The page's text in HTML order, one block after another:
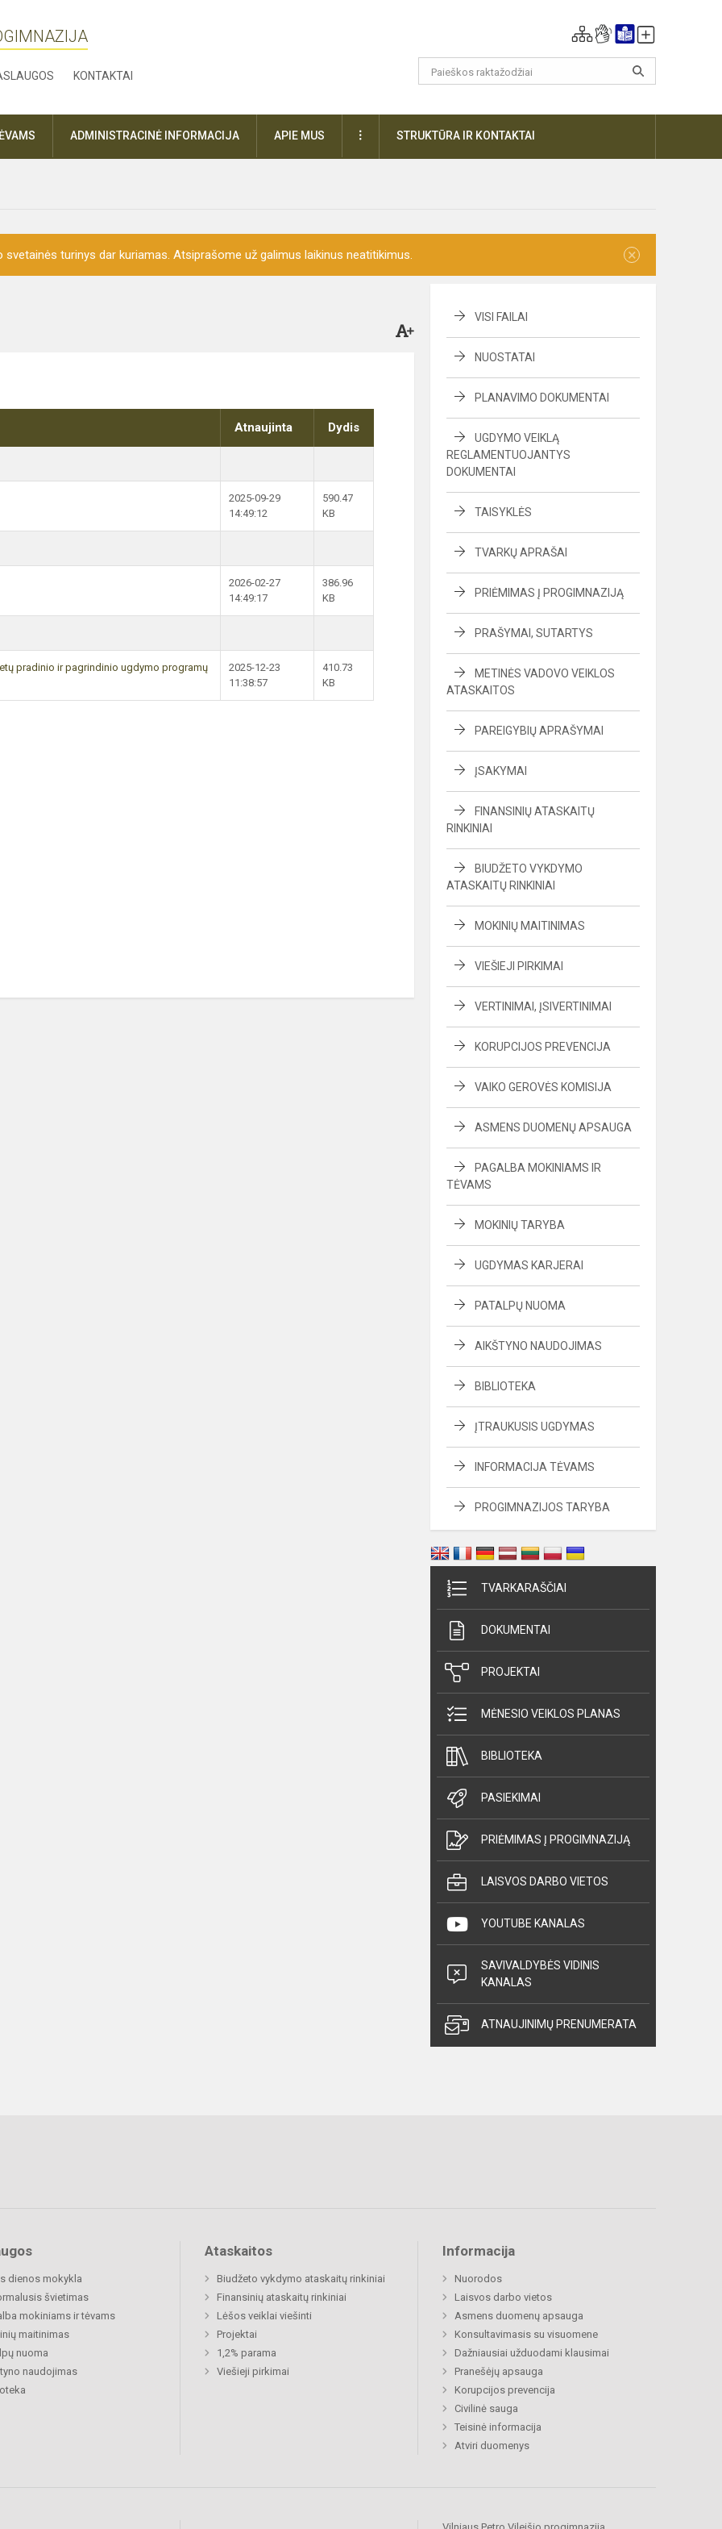
KONTAKTAI
ADMINISTRACINĖ INFORMACIJA APIE MUS DAUGIAUSTRUKTŪRA IR KONTAKTAI
svetainės turinys dar kuriamas. Atsiprašome už galimus laikinus neatitikimus. ×
Atnaujinta Dydis
2025-09-29
14:49:12
590.47
KB
2026-02-27
14:49:17
386.96
KB
pradinio ir pagrindinio ugdymo programų
2025-12-23
11:38:57
410.73
KB
VISI FAILAI
NUOSTATAI
PLANAVIMO DOKUMENTAI
UGDYMO VEIKLĄ
REGLAMENTUOJANTYS
DOKUMENTAI
TAISYKLĖS
TVARKŲ APRAŠAI
PRIĖMIMAS Į PROGIMNAZIJĄ
PRAŠYMAI, SUTARTYS
METINĖS VADOVO VEIKLOS
ATASKAITOS
PAREIGYBIŲ APRAŠYMAI
ĮSAKYMAI
FINANSINIŲ ATASKAITŲ
RINKINIAI
BIUDŽETO VYKDYMO
ATASKAITŲ RINKINIAI
MOKINIŲ MAITINIMAS
VIEŠIEJI PIRKIMAI
VERTINIMAI, ĮSIVERTINIMAI
KORUPCIJOS PREVENCIJA
VAIKO GEROVĖS KOMISIJA
ASMENS DUOMENŲ APSAUGA
PAGALBA MOKINIAMS IR
TĖVAMS
MOKINIŲ TARYBA
UGDYMAS KARJERAI
PATALPŲ NUOMA
AIKŠTYNO NAUDOJIMAS
BIBLIOTEKA
ĮTRAUKUSIS UGDYMAS
INFORMACIJA TĖVAMS
PROGIMNAZIJOS TARYBA
TVARKARAŠČIAI
DOKUMENTAI
PROJEKTAI
MĖNESIO VEIKLOS PLANAS
BIBLIOTEKA
PASIEKIMAI
PRIĖMIMAS Į PROGIMNAZIJĄ
LAISVOS DARBO VIETOS
YOUTUBE KANALAS
SAVIVALDYBĖS VIDINIS
KANALAS
ATNAUJINIMŲ PRENUMERATA
dienos mokykla
švietimas
mokiniams ir tėvams
maitinimas
nuoma
naudojimas
Ataskaitos
Biudžeto vykdymo ataskaitų rinkiniai
Finansinių ataskaitų rinkiniai
Lėšos veiklai viešinti
Projektai
1,2% parama
Viešieji pirkimai
Informacija
Nuorodos
Laisvos darbo vietos
Asmens duomenų apsauga
Konsultavimasis su visuomene
Dažniausiai užduodami klausimai
Pranešėjų apsauga
Korupcijos prevencija
Civilinė sauga
Teisinė informacija
Atviri duomenys